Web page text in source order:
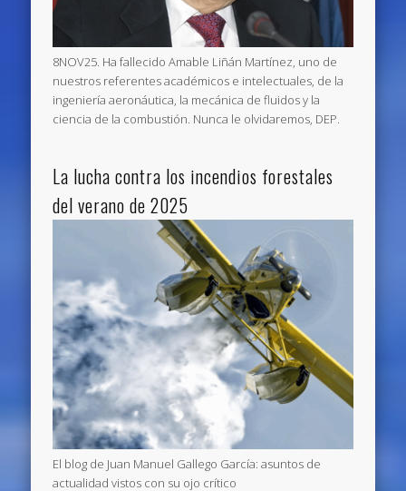
8NOV25. Ha fallecido Amable Liñán Martínez, uno de
nuestros referentes académicos e intelectuales, de la
ingeniería aeronáutica, la mecánica de fluidos y la
ciencia de la combustión. Nunca le olvidaremos, DEP.
La lucha contra los incendios forestales
del verano de 2025
El blog de Juan Manuel Gallego García: asuntos de
actualidad vistos con su ojo crítico